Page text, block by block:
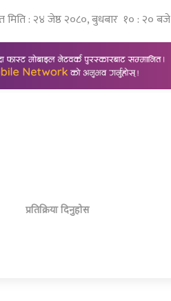
मिति : २४ जेष्ठ २०८०, बुधबार १० : २० बजे
प्रतिक्रिया दिनुहोस